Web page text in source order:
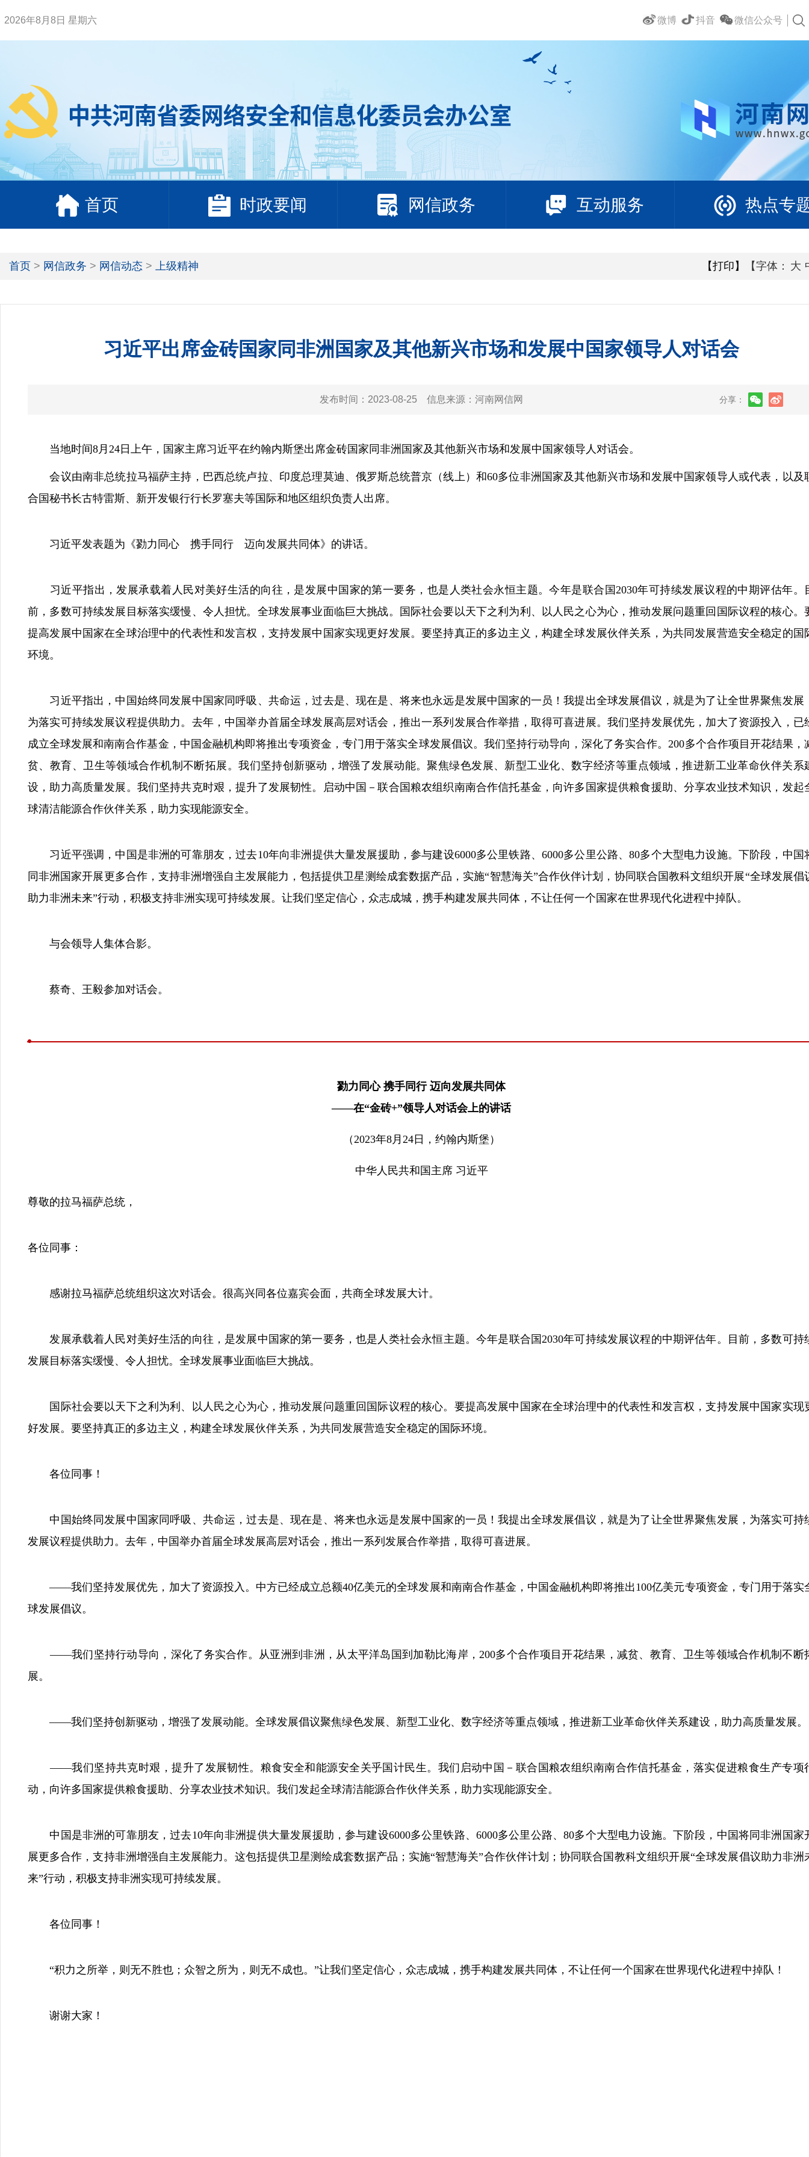
2026年8月8日 星期六 微信公众号
抖音
微博
首页 时政要闻 网信政务 互动服务 热点专
首页 > 网信政务 > 网信动态 > 上级精神 【打印】 【字体： 大
习近平出席金砖国家同非洲国家及其他新兴市场和发展中国家领导人对话会
发布时间： 2023-08-25 信息来源： 河南网信网 分享：
当地时间8月24日上午，国家主席习近平在约翰内斯堡出席金砖国家同非洲国家及其他新兴市场和发展中国家领导人对话会。
会议由南非总统拉马福萨主持，巴西总统卢拉、印度总理莫迪、俄罗斯总统普京（线上）和60多位非洲国家及其他新兴市场和发展中国家领导人或代表，以及
合国秘书长古特雷斯、新开发银行行长罗塞夫等国际和地区组织负责人出席。
习近平发表题为《勠力同心 携手同行 迈向发展共同体》的讲话。
习近平指出，发展承载着人民对美好生活的向往，是发展中国家的第一要务，也是人类社会永恒主题。今年是联合国2030年可持续发展议程的中期评估年。
前，多数可持续发展目标落实缓慢、令人担忧。全球发展事业面临巨大挑战。国际社会要以天下之利为利、以人民之心为心，推动发展问题重回国际议程的核心。
提高发展中国家在全球治理中的代表性和发言权，支持发展中国家实现更好发展。要坚持真正的多边主义，构建全球发展伙伴关系，为共同发展营造安全稳定的国
环境。
习近平指出，中国始终同发展中国家同呼吸、共命运，过去是、现在是、将来也永远是发展中国家的一员！我提出全球发展倡议，就是为了让全世界聚焦发展
为落实可持续发展议程提供助力。去年，中国举办首届全球发展高层对话会，推出一系列发展合作举措，取得可喜进展。我们坚持发展优先，加大了资源投入，已
成立全球发展和南南合作基金，中国金融机构即将推出专项资金，专门用于落实全球发展倡议。我们坚持行动导向，深化了务实合作。200多个合作项目开花结果，
贫、教育、卫生等领域合作机制不断拓展。我们坚持创新驱动，增强了发展动能。聚焦绿色发展、新型工业化、数字经济等重点领域，推进新工业革命伙伴关系
设，助力高质量发展。我们坚持共克时艰，提升了发展韧性。启动中国－联合国粮农组织南南合作信托基金，向许多国家提供粮食援助、分享农业技术知识，发起
球清洁能源合作伙伴关系，助力实现能源安全。
习近平强调，中国是非洲的可靠朋友，过去10年向非洲提供大量发展援助，参与建设6000多公里铁路、6000多公里公路、80多个大型电力设施。下阶段，中国
同非洲国家开展更多合作，支持非洲增强自主发展能力，包括提供卫星测绘成套数据产品，实施“智慧海关”合作伙伴计划，协同联合国教科文组织开展“全球发展倡
助力非洲未来”行动，积极支持非洲实现可持续发展。让我们坚定信心，众志成城，携手构建发展共同体，不让任何一个国家在世界现代化进程中掉队。
与会领导人集体合影。
蔡奇、王毅参加对话会。
勠力同心 携手同行 迈向发展共同体
——在“金砖+”领导人对话会上的讲话
（2023年8月24日，约翰内斯堡）
中华人民共和国主席 习近平
尊敬的拉马福萨总统，
各位同事：
感谢拉马福萨总统组织这次对话会。很高兴同各位嘉宾会面，共商全球发展大计。
发展承载着人民对美好生活的向往，是发展中国家的第一要务，也是人类社会永恒主题。今年是联合国2030年可持续发展议程的中期评估年。目前，多数可持
发展目标落实缓慢、令人担忧。全球发展事业面临巨大挑战。
国际社会要以天下之利为利、以人民之心为心，推动发展问题重回国际议程的核心。要提高发展中国家在全球治理中的代表性和发言权，支持发展中国家实现
好发展。要坚持真正的多边主义，构建全球发展伙伴关系，为共同发展营造安全稳定的国际环境。
各位同事！
中国始终同发展中国家同呼吸、共命运，过去是、现在是、将来也永远是发展中国家的一员！我提出全球发展倡议，就是为了让全世界聚焦发展，为落实可持
发展议程提供助力。去年，中国举办首届全球发展高层对话会，推出一系列发展合作举措，取得可喜进展。
——我们坚持发展优先，加大了资源投入。中方已经成立总额40亿美元的全球发展和南南合作基金，中国金融机构即将推出100亿美元专项资金，专门用于落实
球发展倡议。
——我们坚持行动导向，深化了务实合作。从亚洲到非洲，从太平洋岛国到加勒比海岸，200多个合作项目开花结果，减贫、教育、卫生等领域合作机制不断
展。
——我们坚持创新驱动，增强了发展动能。全球发展倡议聚焦绿色发展、新型工业化、数字经济等重点领域，推进新工业革命伙伴关系建设，助力高质量发展。
——我们坚持共克时艰，提升了发展韧性。粮食安全和能源安全关乎国计民生。我们启动中国－联合国粮农组织南南合作信托基金，落实促进粮食生产专项
动，向许多国家提供粮食援助、分享农业技术知识。我们发起全球清洁能源合作伙伴关系，助力实现能源安全。
中国是非洲的可靠朋友，过去10年向非洲提供大量发展援助，参与建设6000多公里铁路、6000多公里公路、80多个大型电力设施。下阶段，中国将同非洲国家
展更多合作，支持非洲增强自主发展能力。这包括提供卫星测绘成套数据产品；实施“智慧海关”合作伙伴计划；协同联合国教科文组织开展“全球发展倡议助力非洲
来”行动，积极支持非洲实现可持续发展。
各位同事！
“积力之所举，则无不胜也；众智之所为，则无不成也。”让我们坚定信心，众志成城，携手构建发展共同体，不让任何一个国家在世界现代化进程中掉队！
谢谢大家！